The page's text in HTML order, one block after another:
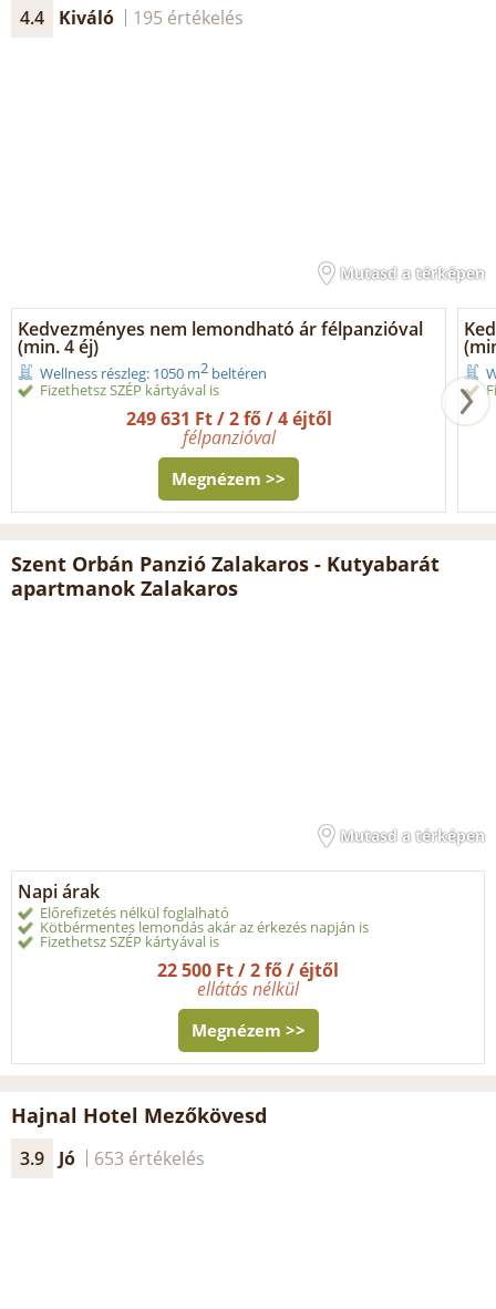
4.4 Kiváló 195 értékelés
Mutasd a térképen
Kedvezményes nem lemondható ár félpanzióval
(min. 4 éj)
Wellness részleg: 1050 m2 beltéren
Fizethetsz SZÉP kártyával is
249 631 Ft / 2 fő / 4 éjtől
félpanzióval
Megnézem >>
Szent Orbán Panzió Zalakaros - Kutyabarát
apartmanok Zalakaros
Mutasd a térképen
Napi árak
Előrefizetés nélkül foglalható
Kötbérmentes lemondás akár az érkezés napján is
Fizethetsz SZÉP kártyával is
22 500 Ft / 2 fő / éjtől
ellátás nélkül
Megnézem >>
Hajnal Hotel Mezőkövesd
3.9 Jó 653 értékelés